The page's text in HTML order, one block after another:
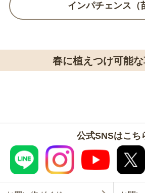
インパチェンス（
春に植えつけ可能
公式SNSはこち